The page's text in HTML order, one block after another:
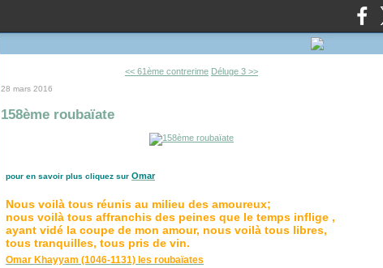
<< 61ème contrerime Déluge 3 >>
28 mars 2016
158ème roubaïate
pour en savoir plus cliquez sur Omar
Nous voilà tous réunis au milieu des amoureux;
nous voilà tous affranchis des peines que le temps inflige ,
ayant vidé la coupe de mon amour, nous voilà tous libres,
tous tranquilles, tous pris de vin.
Omar Khayyam (1046-1131) les roubaïates